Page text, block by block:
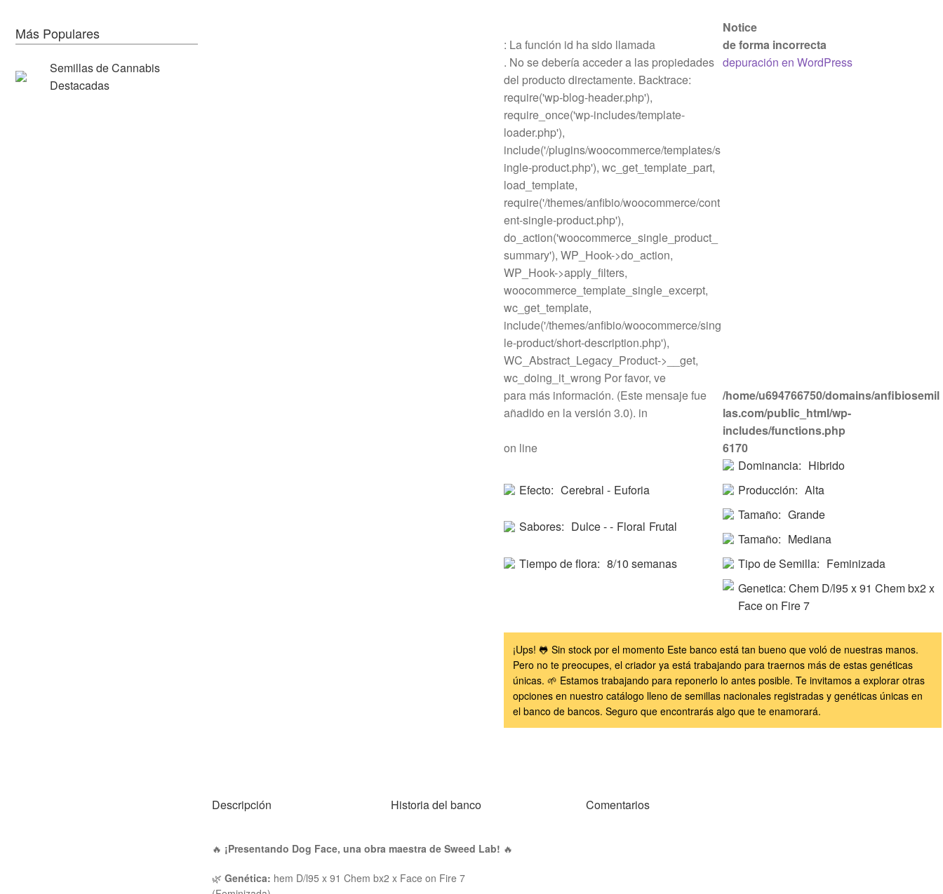
Más Populares
Semillas de Cannabis
Destacadas
Notice
: La función id ha sido llamada
de forma incorrecta
. No se debería acceder a las propiedades
del producto directamente. Backtrace:
require('wp-blog-header.php'),
require_once('wp-includes/template-
loader.php'),
include('/plugins/woocommerce/templates/s
ingle-product.php'), wc_get_template_part,
load_template,
require('/themes/anfibio/woocommerce/cont
ent-single-product.php'),
do_action('woocommerce_single_product_
summary'), WP_Hook->do_action,
WP_Hook->apply_filters,
woocommerce_template_single_excerpt,
wc_get_template,
include('/themes/anfibio/woocommerce/sing
le-product/short-description.php'),
WC_Abstract_Legacy_Product->__get,
wc_doing_it_wrong Por favor, ve
depuración en WordPress
para más información. (Este mensaje fue
añadido en la versión 3.0). in
/home/u694766750/domains/anfibiosemil
las.com/public_html/wp-
includes/functions.php
on line
6170
Dominancia: Hibrido
Efecto: Cerebral - Euforia Producción: Alta
Sabores: Dulce - - Floral Frutal
Tamaño: Grande
Tamaño: Mediana
Tiempo de flora: 8/10 semanas Tipo de Semilla: Feminizada
Genetica: Chem D/l95 x 91 Chem bx2 x
Face on Fire 7
¡Ups! 🐸 Sin stock por el momento Este banco está tan bueno que voló de nuestras manos.
Pero no te preocupes, el criador ya está trabajando para traernos más de estas genéticas
únicas. 🌱 Estamos trabajando para reponerlo lo antes posible. Te invitamos a explorar otras
opciones en nuestro catálogo lleno de semillas nacionales registradas y genéticas únicas en
el banco de bancos. Seguro que encontrarás algo que te enamorará.
Descripción Historia del banco Comentarios
🔥 ¡Presentando Dog Face, una obra maestra de Sweed Lab! 🔥
🌿 Genética: hem D/l95 x 91 Chem bx2 x Face on Fire 7